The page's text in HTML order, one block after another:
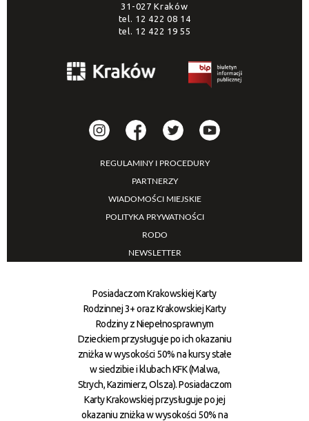
31-027 Kraków
tel. 12 422 08 14
tel. 12 422 19 55
REGULAMINY I PROCEDURY
PARTNERZY
WIADOMOŚCI MIEJSKIE
POLITYKA PRYWATNOŚCI
RODO
NEWSLETTER
Posiadaczom Krakowskiej Karty
Rodzinnej 3+ oraz Krakowskiej Karty
Rodziny z Niepełnosprawnym
Dzieckiem przysługuje po ich okazaniu
zniżka w wysokości 50% na kursy stałe
w siedzibie i klubach KFK (Malwa,
Strych, Kazimierz, Olsza). Posiadaczom
Karty Krakowskiej przysługuje po jej
okazaniu zniżka w wysokości 50% na